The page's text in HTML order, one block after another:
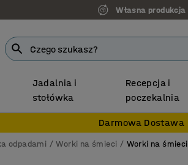
Własna produkcja
Jadalnia i
stołówka
Recepcja i
poczekalnia
Darmowa Dostawa
odpadami Worki na śmieci Worki na śmieci